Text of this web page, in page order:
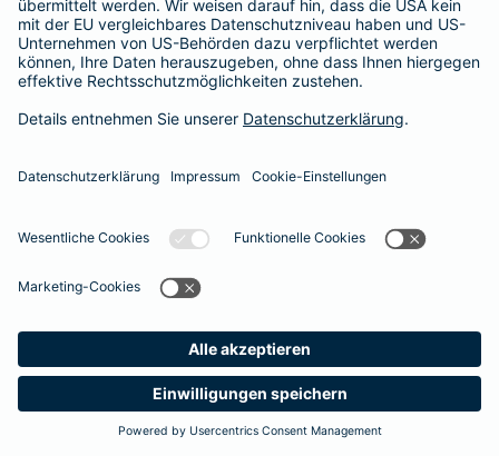
Suche Produkte
Barmenia
365 Tage / 24 Stunden
365 Tage / 24 Stunden